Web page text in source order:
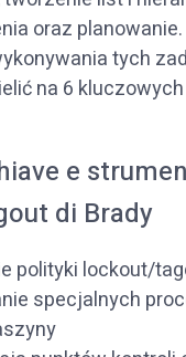
oraz
tych
na 6 kluczowych
e
di Brady
polityki lockout/
specjalnych